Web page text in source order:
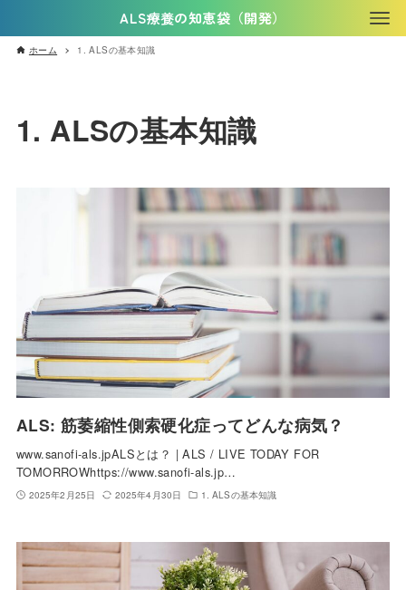
ALS療養の知恵袋（開発）
ホーム 1. ALSの基本知識
1. ALSの基本知識
ALS: 筋萎縮性側索硬化症ってどんな病気？
www.sanofi-als.jpALSとは？ | ALS / LIVE TODAY FOR
TOMORROWhttps://www.sanofi-als.jp…
2025年2月25日 2025年4月30日 1. ALSの基本知識